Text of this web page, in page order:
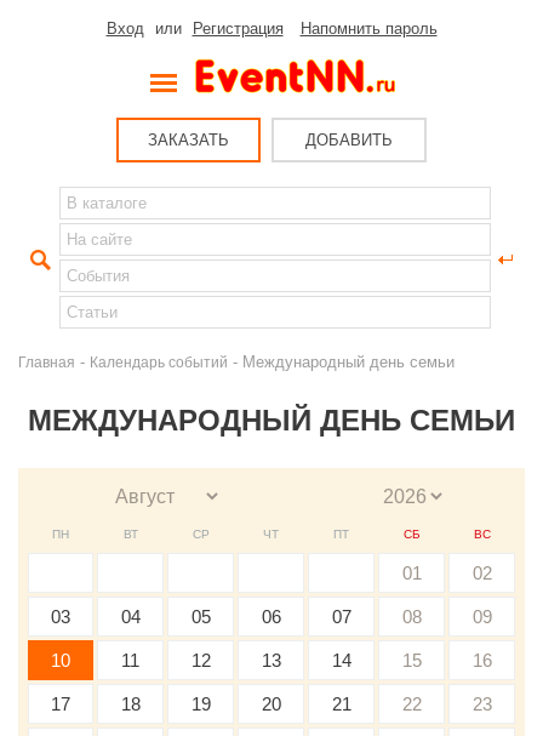
Вход или Регистрация Напомнить пароль
ЗАКАЗАТЬ ДОБАВИТЬ
Главная - Календарь событий - Международный день семьи
МЕЖДУНАРОДНЫЙ ДЕНЬ СЕМЬИ
ПН ВТ СР ЧТ ПТ СБ ВС
01 02
03 04 05 06 07 08 09
10 11 12 13 14 15 16
17 18 19 20 21 22 23